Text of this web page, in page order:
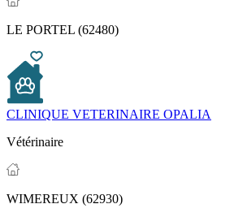
LE PORTEL (62480)
CLINIQUE VETERINAIRE OPALIA
Vétérinaire
WIMEREUX (62930)